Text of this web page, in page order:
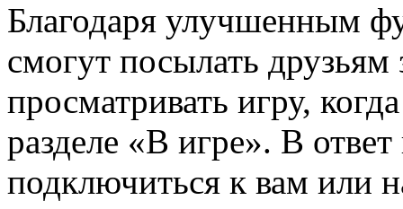
Благодаря улучшенным
смогут посылать
просматривать игру,
разделе «В игре». В
подключиться к вам или